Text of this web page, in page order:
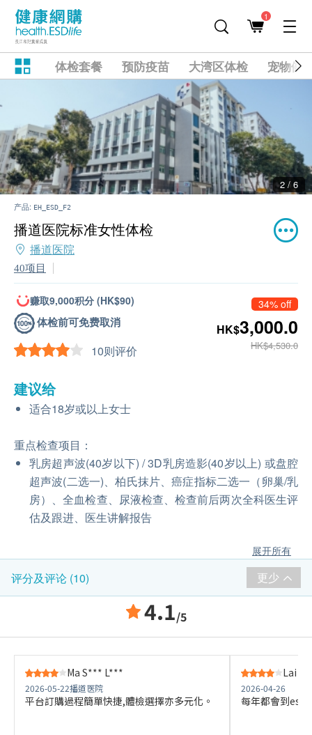
1
体检套餐 预防疫苗 大湾区体检 宠物健
2 / 6
产品: EH_ESD_F2
播道医院标准女性体检
播道医院
40项目
赚取9,000积分 (HK$90)
体检前可免费取消
10则评价
34% off
HK$3,000.0
HK$4,530.0
建议给
适合18岁或以上女士
重点检查项目：
乳房超声波(40岁以下) / 3D乳房造影(40岁以上) 或盘腔
超声波(二选一)、柏氏抹片、癌症指标二选一（卵巢/乳
房）、全血检查、尿液检查、检查前后两次全科医生评
估及跟进、医生讲解报告
展开所有
评分及评论 (10) 更少
4.1/5
Ma S*** L***
2026-05-22播道医院
平台訂購過程簡單快捷,體檢選擇亦多元化。
Lai
2026-04-26
每年都會到